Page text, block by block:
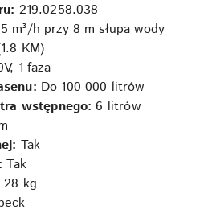
219.0258.038
m³/h przy 8 m słupa wody
KM)
1 faza
Do 100 000 litrów
wstępnego: 6 litrów
Tak
Tak
28 kg